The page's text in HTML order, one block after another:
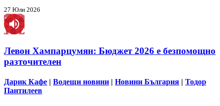
27 Юли 2026
Левон Хампарцумян: Бюджет 2026 е безпомощно
разточителен
Дарик Кафе | Водещи новини | Новини България | Тодор
Пантилеев